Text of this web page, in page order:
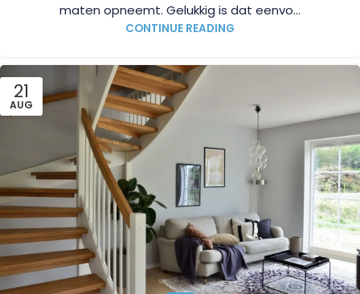
maten opneemt. Gelukkig is dat eenvo...
CONTINUE READING
21
AUG